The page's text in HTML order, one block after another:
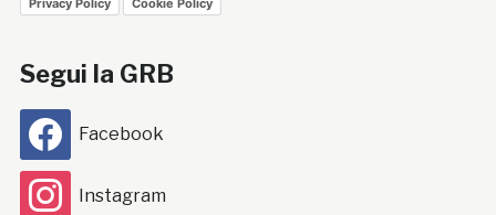
Segui la GRB
Facebook
Instagram